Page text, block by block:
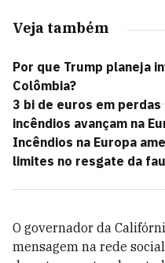
Veja também
Por que Trump planeja
Colômbia?
3 bi de euros em
incêndios avançam na
Incêndios na Europa
limites no resgate da
O governador da
mensagem na rede